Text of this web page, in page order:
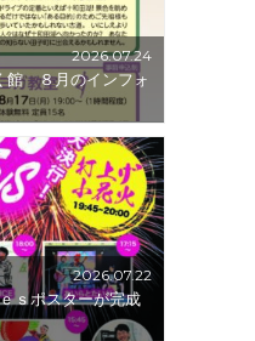
2026.07.24
館 ８月のインフォ
2026.07.22
ｓポスターが完成